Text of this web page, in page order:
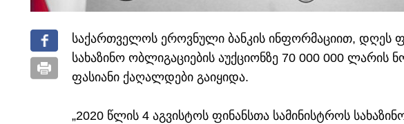
საქართველოს ეროვნული ბანკის ინფორმაციით, დღეს
სახაზინო ობლიგაციების აუქციონზე 70 000 000 ლარის
ფასიანი ქაღალდები გაიყიდა.
„2020 წლის 4 აგვისტოს ფინანსთა სამინისტროს